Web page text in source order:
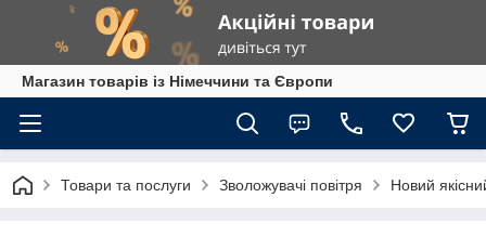
Магазин товарів із Німеччини та Європи
Товари та послуги Зволожувачі повітря Новий